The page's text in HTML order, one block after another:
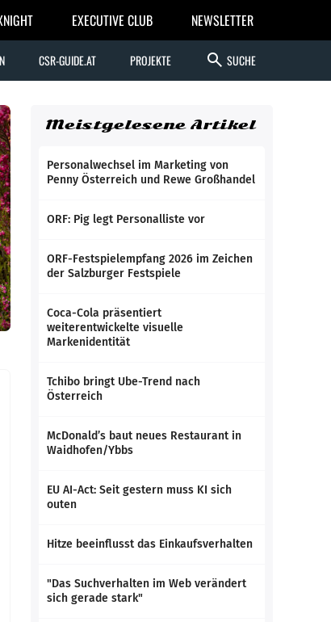
EXECUTIVE CLUB NEWSLETTER
CSR-GUIDE.AT PROJEKTE search SUCHE
Meistgelesene Artikel
Personalwechsel im Marketing von
Penny Österreich und Rewe Großhandel
ORF: Pig legt Personalliste vor
ORF-Festspielempfang 2026 im Zeichen
der Salzburger Festspiele
Coca-Cola präsentiert
weiterentwickelte visuelle
Markenidentität
Tchibo bringt Ube-Trend nach
Österreich
McDonald’s baut neues Restaurant in
Waidhofen/Ybbs
EU AI-Act: Seit gestern muss KI sich
outen
Hitze beeinflusst das Einkaufsverhalten
"Das Suchverhalten im Web verändert
sich gerade stark"